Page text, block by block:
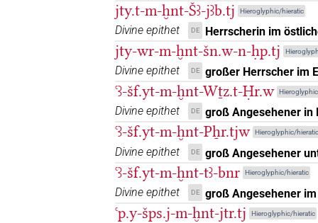
𓅓𓏃𓈖𓏏𓉐 | 1× PREP (1)
𓅓𓏃𓈖𓏏𓏛 | 1× (1)
𓅓𓏃𓈖𓏏𓏭𓂉 | 3× PREP (1,2,3 )
𓅓𓏃𓈖𓏏𓏭𓂉𓉐 | 2× PREP (1,2 )
𓅓𓏃𓏏 | 2× PREP ( 1 , 2)
𓅓𓏅 | 3× PREP (1, 2,3) | 1×
𓅓𓏅𓈖𓏏 | 10× PREP (1,2,3,4,5,6
jty.t-m-ḫnt-Šꜣ-jꜣb.tj Hieroglyphic/hieratic
Divine epithet DE Herrscherin im
jty-wr-m-ḫnt-šn.w-n-ḥp.tj
Divine epithet DE großer Herrscher im
ꜥꜣ-šf.yt-m-ḫnt-Wṯz.t-Ḥr.w
Divine epithet DE groß Angesehener in
ꜥꜣ-šf.yt-m-ḫnt-Pẖr.tjw Hieroglyphic/hieratic
Divine epithet DE groß Angesehener
ꜥꜣ-šf.yt-m-ḫnt-tꜣ-bnr Hieroglyphic/hieratic
Divine epithet DE groß Angesehener
ꜥp.y-šps.j-m-ḫnt-jtr.tj Hieroglyphic/hieratic